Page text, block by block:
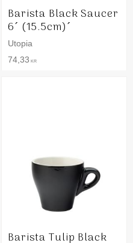
Barista Black Saucer
6´ (15.5cm)´
Utopia
74,33 KR
Barista Tulip Black